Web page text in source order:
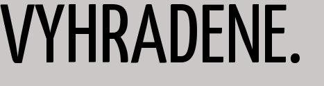
VYHRADENÉ.